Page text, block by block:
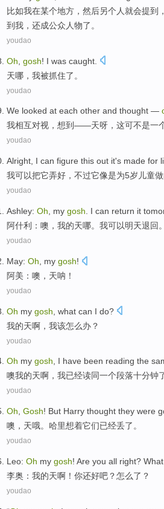
比如我在某个地方， 然后另个人就会提到
到我，还成公众人物了。
youdao
Oh gosh! I was caught
天哪， 我被抓住了 。
youdao
We looked at each other and thought —
我相互对视， 想到——天呀 ， 这可不是一
youdao
Alright, I can figure this out it's made for
我可以把它弄好，不过它像是为5岁儿童做
youdao
Ashley: Oh my gosh I can return it
阿什利
： 噢 ， 我的天哪。 我可以明天退回 。
youdao
May: Oh my gosh!
阿美 ： 噢 ， 天呐！
youdao
Oh my gosh , what can I do?
我的天啊 ， 我该怎么办 ？
youdao
Oh my gosh, I have been reading the
噢我的天啊 ， 我已经读同一个段落十分钟
youdao
Oh Gosh! But Harry thought they were
噢 ， 天哦。 哈里想着它们已经丢了。
youdao
Leo: Oh my gosh! Are you all right?
李奥 ： 我的天啊 ！ 你还好吧？怎么了？
youdao